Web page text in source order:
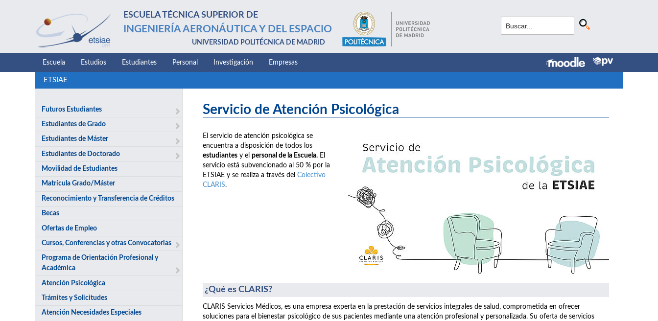
ESCUELA TÉCNICA SUPERIOR DE
INGENIERÍA AERONÁUTICA Y DEL ESPACIO
UNIVERSIDAD POLITÉCNICA DE MADRID
Escuela Estudios Estudiantes Personal Investigación Empresas
ETSIAE
Futuros Estudiantes
Estudiantes de Grado
Estudiantes de Máster
Estudiantes de Doctorado
Movilidad de Estudiantes
Matrícula Grado/Máster
Reconocimiento y Transferencia de Créditos
Becas
Ofertas de Empleo
Cursos, Conferencias y otras Convocatorias
Programa de Orientación Profesional y
Académica
Atención Psicológica
Trámites y Solicitudes
Atención Necesidades Especiales
Servicio de Atención Psicológica
El servicio de atención psicológica se
encuentra a disposición de todos los
estudiantes y el personal de la Escuela. El
servicio está subvencionado al 50 % por la
ETSIAE y se realiza a través del Colectivo
CLARIS.
¿Qué es CLARIS?
CLARIS Servicios Médicos, es una empresa experta en la prestación de servicios integrales de salud, comprometida en ofrecer
soluciones para el bienestar psicológico de sus pacientes mediante una atención profesional y personalizada. Su oferta de servicios